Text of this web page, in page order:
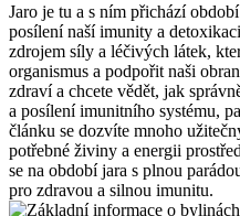
Jaro je tu a s ním přichází
posílení naší imunity a
⁣zdrojem síly ⁣a⁢ léčivých látek,
organismus a‍ podpořit naši
zdraví a ​chcete ‌vědět, jak⁢
a posílení imunitního systému,
článku se dozvíte ‍mnoho
potřebné živiny‍ a energii
se na⁣ období ⁣jara s plnou
pro zdravou⁤ a ⁣silnou imunitu.